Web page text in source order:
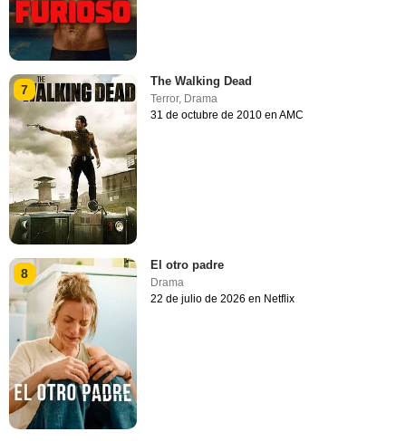
7
The Walking Dead
Terror, Drama
31 de octubre de 2010 en AMC
8
El otro padre
Drama
22 de julio de 2026 en Netflix